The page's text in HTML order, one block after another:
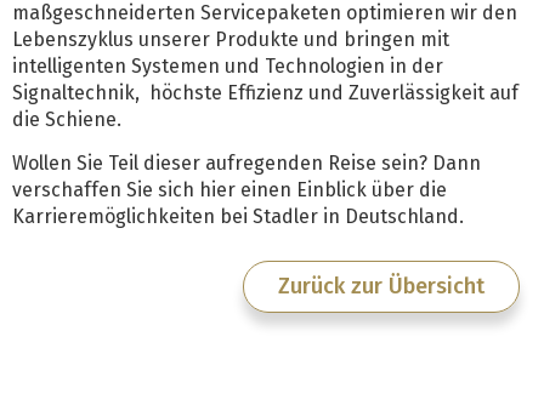
maßgeschneiderten Servicepaketen optimieren wir den
Lebenszyklus unserer Produkte und bringen mit
intelligenten Systemen und Technologien in der
Signaltechnik, höchste Effizienz und Zuverlässigkeit auf
die Schiene.
Wollen Sie Teil dieser aufregenden Reise sein? Dann
verschaffen Sie sich hier einen Einblick über die
Karrieremöglichkeiten bei Stadler in Deutschland.
Zurück zur Übersicht